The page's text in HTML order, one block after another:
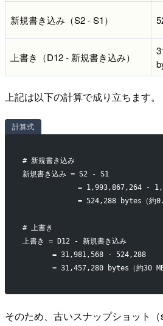
新規書き込み（S2 - S1）
上書き（D12 - 新規書き込み）
上記は以下の計算で成り立ちます。
計算式
# 新規書き込み
新規書き込み = S2 - S1
= 1,993,867,264 -
= 524,288 bytes（約
# 上書き
上書き = D12 - 新規書き込み
       = 31,981,568 - 524,288
= 31,457,280 bytes（約30 MB
そのため、古いスナップショット